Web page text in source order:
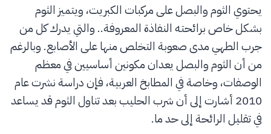
يحتوي الثوم والبصل على مركبات الكبريت، ويتميز الثوم
بشكل خاص برائحته النفاذة المعروفة.. والتي يدرك كل من
جرب الطهي مدى صعوبة التخلص منها على الأصابع. وبالرغم
من أن الثوم والبصل يعدان مكونين أساسيين في معظم
الوصفات، وخاصة في المطابخ العربية، فإن دراسة نشرت عام
2010 أشارت إلى أن شرب الحليب بعد تناول الثوم قد يساعد
في تقليل الرائحة إلى حد ما.